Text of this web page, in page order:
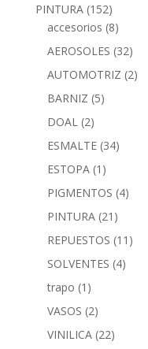
PINTURA (152)
accesorios (8)
AEROSOLES (32)
AUTOMOTRIZ (2)
BARNIZ (5)
DOAL (2)
ESMALTE (34)
ESTOPA (1)
PIGMENTOS (4)
PINTURA (21)
REPUESTOS (11)
SOLVENTES (4)
trapo (1)
VASOS (2)
VINILICA (22)